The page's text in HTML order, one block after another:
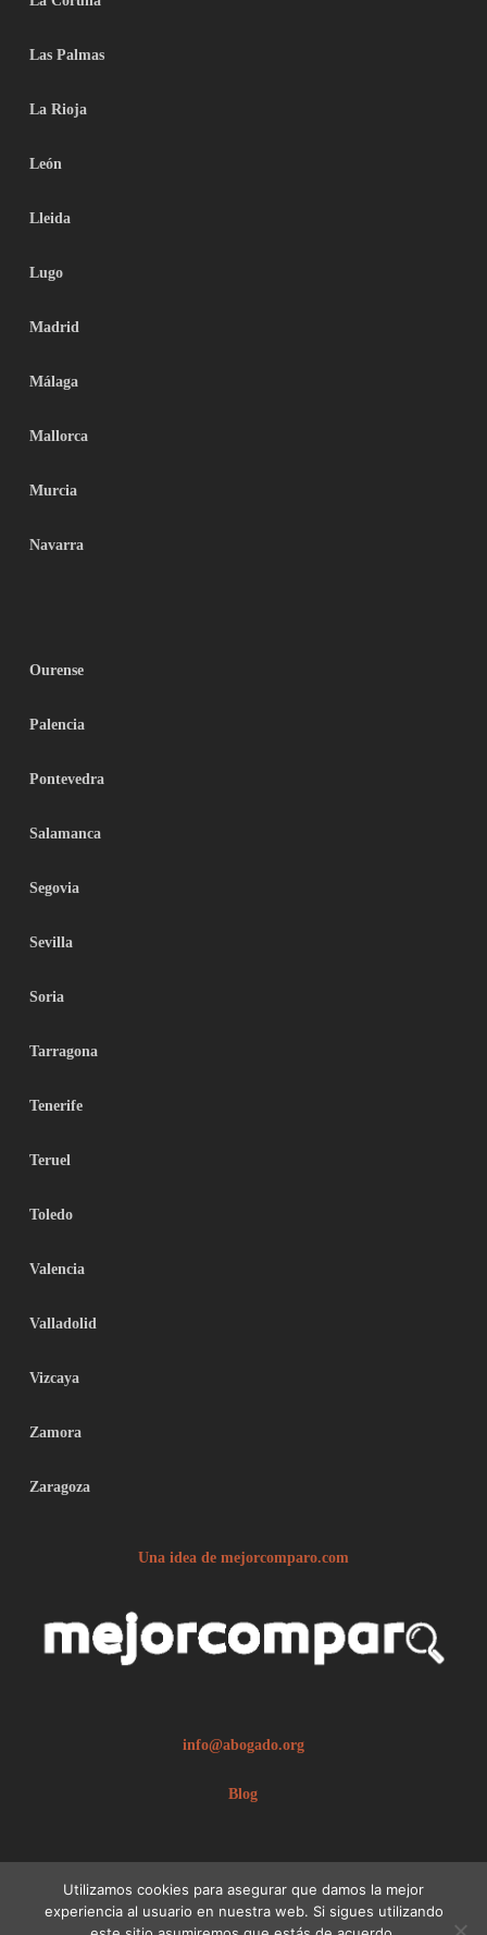
Las Palmas
La Rioja
León
Lleida
Lugo
Madrid
Málaga
Mallorca
Murcia
Navarra
Ourense
Palencia
Pontevedra
Salamanca
Segovia
Sevilla
Soria
Tarragona
Tenerife
Teruel
Toledo
Valencia
Valladolid
Vizcaya
Zamora
Zaragoza
Una idea de mejorcomparo.com
info@abogado.org
Blog
Utilizamos cookies para asegurar que damos la mejor
experiencia al usuario en nuestra web. Si sigues utilizando